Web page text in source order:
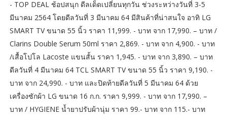
- TOP DEAL ช้อปสนุก ดีลเด็ดเปลี่ยนทุกวัน ช่วงระหว่างวันที่ 3-5
มีนาคม 2564 โดยดีลวันที่ 3 มีนาคม 64 มีสินค้าที่น่าสนใจ อาทิ LG
SMART TV ขนาด 55 นิ้ว ราคา 11,999. - บาท จาก 17,990. – บาท /
Clarins Double Serum 50ml ราคา 2,869. - บาท จาก 4,900. - บาท
/เสื้อโปโล Lacoste แขนสั้น ราคา 1,945. - บาท จาก 3,890. – บาท
ดีลวันที่ 4 มีนาคม 64 TCL SMART TV ขนาด 55 นิ้ว ราคา 9,190. -
บาท จาก 24,990. - บาท และปิดท้ายดีลวันที่ 5 มีนาคม 64 ด้วย
เครื่องซักผ้า LG ขนาด 16 ก.ก. ราคา 9,999. - บาท จาก 17,990. –
บาท / HYGIENE น้ำยาปรับผ้านุ่ม ราคา 99.- บาท จาก 115.- บาท